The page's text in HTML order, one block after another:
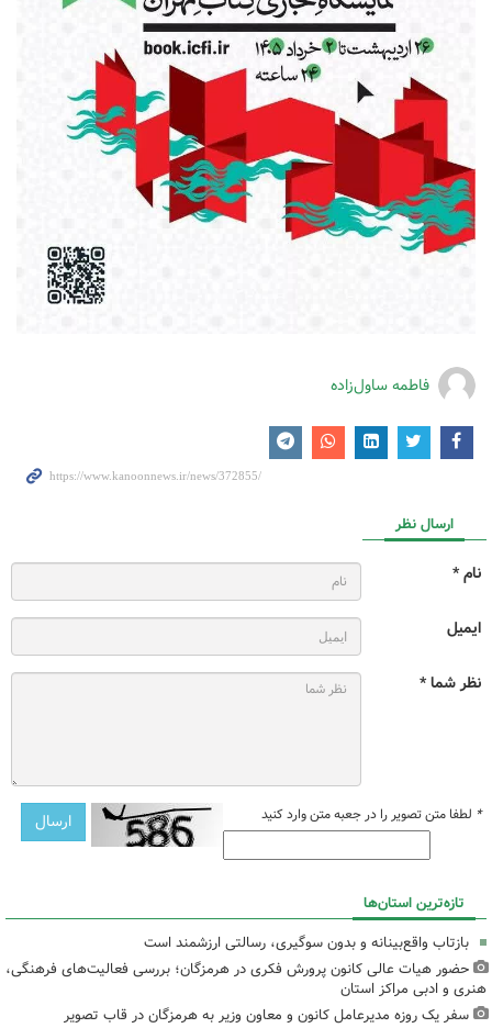
فاطمه ساول‌زاده
ارسال نظر
نام *
ایمیل
نظر شما *
* لطفا متن تصویر را در جعبه متن وارد کنید
تازه‌ترین استان‌ها
بازتاب واقع‌بینانه و بدون سوگیری، رسالتی ارزشمند است
حضور هیات عالی کانون پرورش فکری در هرمزگان؛ بررسی فعالیت‌های فرهنگی،
هنری و ادبی مراکز استان
سفر یک روزه مدیرعامل کانون و معاون وزیر به هرمزگان در قاب تصویر